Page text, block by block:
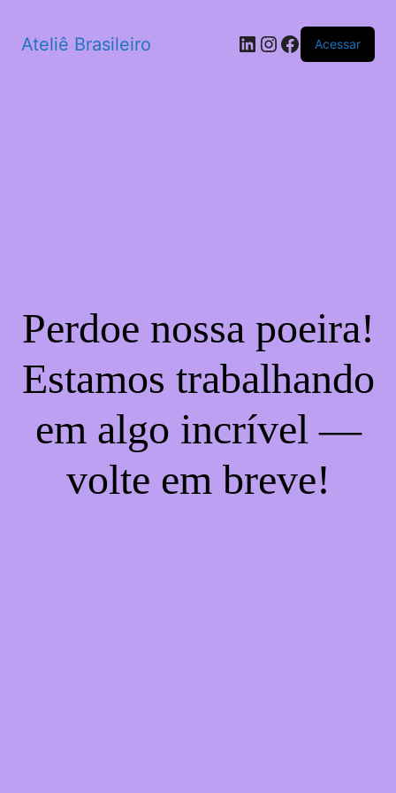
Ateliê Brasileiro LinkedIn
Instagram
Facebook
Acessar
Perdoe nossa poeira!
Estamos trabalhando
em algo incrível —
volte em breve!